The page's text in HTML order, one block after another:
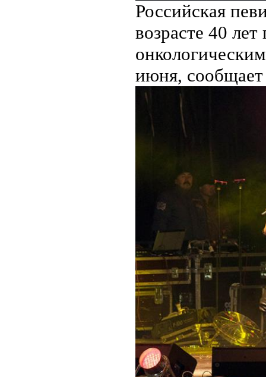
Российская
возрасте 40
июня, сообщает